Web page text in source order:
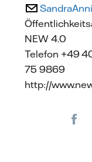
NEW 4.0
Telefon +49
75 9869
http://